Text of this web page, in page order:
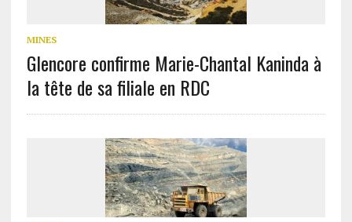
MINES
Glencore confirme Marie-Chantal Kaninda à
la tête de sa filiale en RDC